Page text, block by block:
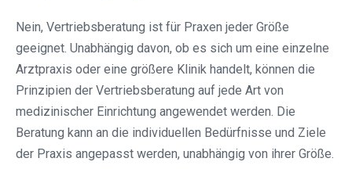
Nein, Vertriebsberatung ist für Praxen jeder Größe
geeignet. Unabhängig davon, ob es sich um eine einzelne
Arztpraxis oder eine größere Klinik handelt, können die
Prinzipien der Vertriebsberatung auf jede Art von
medizinischer Einrichtung angewendet werden. Die
Beratung kann an die individuellen Bedürfnisse und Ziele
der Praxis angepasst werden, unabhängig von ihrer Größe.